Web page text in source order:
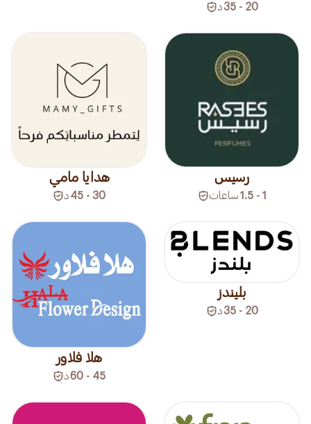
20 - 35 د
رسيس
1 - 1.5 ساعات
هدايا مامي
30 - 45 د
بليندز
20 - 35 د
هلا فلاور
45 - 60 د